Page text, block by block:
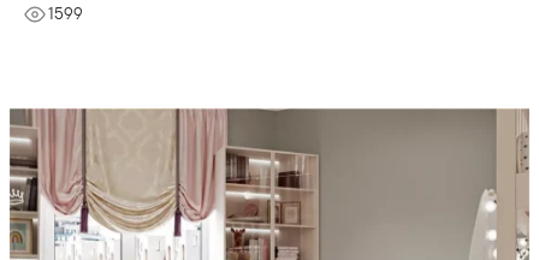
1599